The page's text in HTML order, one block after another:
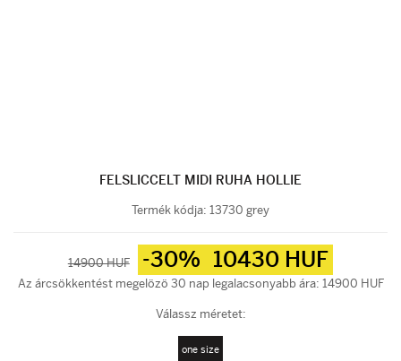
FELSLICCELT MIDI RUHA HOLLIE
Termék kódja: 13730 grey
14900 HUF -30% 10430 HUF
Az árcsökkentést megelözö 30 nap legalacsonyabb ára: 14900 HUF
Válassz méretet:
one size